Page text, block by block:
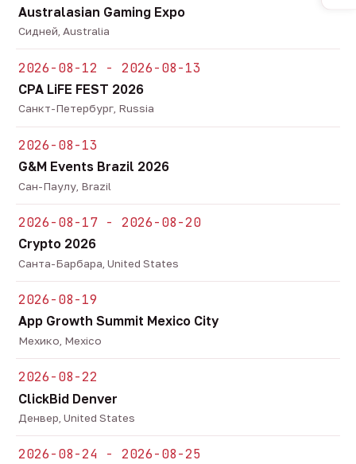
Australasian Gaming Expo
Сидней, Australia
2026-08-12 - 2026-08-13
CPA LiFE FEST 2026
Санкт-Петербург, Russia
2026-08-13
G&M Events Brazil 2026
Сан-Паулу, Brazil
2026-08-17 - 2026-08-20
Crypto 2026
Санта-Барбара, United States
2026-08-19
App Growth Summit Mexico City
Мехико, Mexico
2026-08-22
ClickBid Denver
Денвер, United States
2026-08-24 - 2026-08-25